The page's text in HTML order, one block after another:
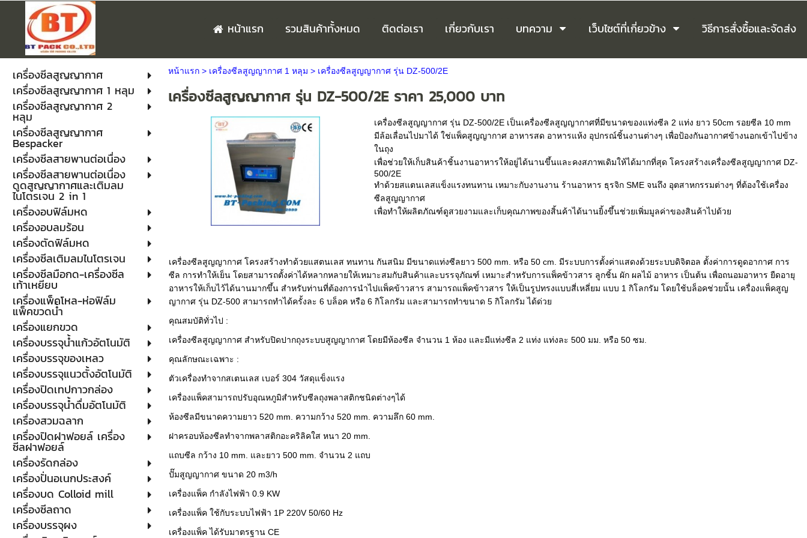
หน้าแรก รวมสินค้าทั้งหมด ติดต่อเรา เกี่ยวกับเรา บทความ เว็บไซต์ที่เกี่ยวข้าง วิธีการสั่งซื้อและจัดส่ง
เครื่องซีลสูญญากาศ
เครื่องซีลสูญญากาศ 1 หลุม
เครื่องซีลสูญญากาศ 2
หลุม
เครื่องซีลสูญญากาศ
Bespacker
เครื่องซีลสายพานต่อเนื่อง
เครื่องซีลสายพานต่อเนื่อง
ดูดสูญญากาศและเติมลม
ไนโตรเจน 2 in 1
เครื่องอบฟิล์มหด
เครื่องอบลมร้อน
เครื่องตัดฟิล์มหด
เครื่องซีลเติมลมไนโตรเจน
เครื่องซีลมือกด-เครื่องซีล
เท้าเหยียบ
เครื่องแพ็คโหล-ห่อฟิล์ม
แพ็คขวดน้ำ
เครื่องแยกขวด
เครื่องบรรจุน้ำแก้วอัตโนมัติ
เครื่องบรรจุของเหลว
เครื่องบรรจุแนวตั้งอัตโนมัติ
เครื่องปิดเทปกาวกล่อง
เครื่องบรรจุน้ำดื่มอัตโนมัติ
เครื่องสวมฉลาก
เครื่องปิดฝาฟอยล์ เครื่อง
ซีลฝาฟอยล์
เครื่องรัดกล่อง
เครื่องปั่นอเนกประสงค์
เครื่องบด Colloid mill
เครื่องซีลถาด
เครื่องบรรจุผง
หน้าแรก> เครื่องซีลสูญญากาศ 1 หลุม > เครื่องซีลสูญญากาศ รุ่น DZ-500/2E
เครื่องซีลสูญญากาศ รุ่น DZ-500/2E ราคา 25,000 บาท
เครื่องซีลสูญญากาศ รุ่น DZ-500/2E เป็นเครื่องซีลสูญญากาศที่มีขนาดของแท่งซีล 2 แท่ง ยาว 50cm รอยซีล 10 mm
มีล้อเลื่อนไปมาได้ ใช่แพ็คสูญญากาศ อาหารสด อาหารแห้ง อุปกรณ์ชิ้นงานต่างๆ เพื่อป้องกันอากาศข้างนอกเข้าไปข้าง
ในถุง
เพื่อช่วยให้เก็บสินค้าชิ้นงานอาหารให้อยู่ได้นานขึ้นและคงสภาพเดิมให้ได้มากที่สุด โครงสร้างเครื่องซีลสูญญากาศ DZ-
500/2E
ทำด้วยสแตนเลสแข็งแรงทนทาน เหมาะกับงานงาน ร้านอาหาร ธุรจิก SME จนถึง อุตสาหกรรมต่างๆ ที่ต้องใช้เครื่อง
ซีลสูญญากาศ
เพื่อทำให้ผลิตภัณฑ์ดูสวยงามและเก็บคุณภาพของสิ้นค้าได้นานยิ้งขึ้นช่วยเพิ่มมูลค่าของสินค้าไปด้วย
เครื่องซีลสูญญากาศ โครงสร้างทำด้วยแสตนเลส ทนทาน กันสนิม มีขนาดแท่งซีลยาว 500 mm. หรือ 50 cm. มีระบบการตั้งค่าแสดงด้วยระบบดิจิตอล ตั้งค่าการดูดอากาศ การ
ซีล การทำให้เย็น โดยสามารถตั้งค่าได้หลากหลายให้เหมาะสมกับสินค้าและบรรจุภัณฑ์ เหมาะสำหรับการแพ็คข้าวสาร ลูกชิ้น ผัก ผลไม้ อาหาร เป็นต้น เพื่อถนอมอาหาร ยืดอายุ
อาหารให้เก็บไว้ได้นานมากขึ้น สำหรับท่านที่ต้องการนำไปแพ็คข้าวสาร สามารถแพ็คข้าวสาร ให้เป็นรูปทรงแบบสี่เหลี่ยม แบบ 1 กิโลกรัม โดยใช้บล็อคช่วยนั้น เครื่องแพ็คสูญ
ญากาศ รุ่น DZ-500 สามารถทำได้ครั้งละ 6 บล็อค หรือ 6 กิโลกรัม และสามารถทำขนาด 5 กิโลกรัม ได้ด่วย
คุณสมบัติทั่วไป :
เครื่องซีลสูญญากาศ สำหรับปิดปากถุงระบบสูญญากาศ โดยมีห้องซีล จำนวน 1 ห้อง และมีแท่งซีล 2 แท่ง แท่งละ 500 มม. หรือ 50 ซม.
คุณลักษณะเฉพาะ :
ตัวเครื่องทำจากสเตนเลส เบอร์ 304 วัสดุแข็งแรง
เครื่องแพ็คสามารถปรับอุณหภูมิสำหรับซีลถุงพลาสติกชนิดต่างๆได้
ห้องซีลมีขนาดความยาว 520 mm. ความกว้าง 520 mm. ความลึก 60 mm.
ฝาครอบห้องซีลทำจากพลาสติกอะคริลิคใส หนา 20 mm.
แถบซีล กว้าง 10 mm. และยาว 500 mm. จำนวน 2 แถบ
ปั๊มสูญญากาศ ขนาด 20 m3/h
เครื่องแพ็ค กำลังไฟฟ้า 0.9 KW
เครื่องแพ็ค ใช้กับระบบไฟฟ้า 1P 220V 50/60 Hz
เครื่องแพ็ค ได้รับมาตรฐาน CE